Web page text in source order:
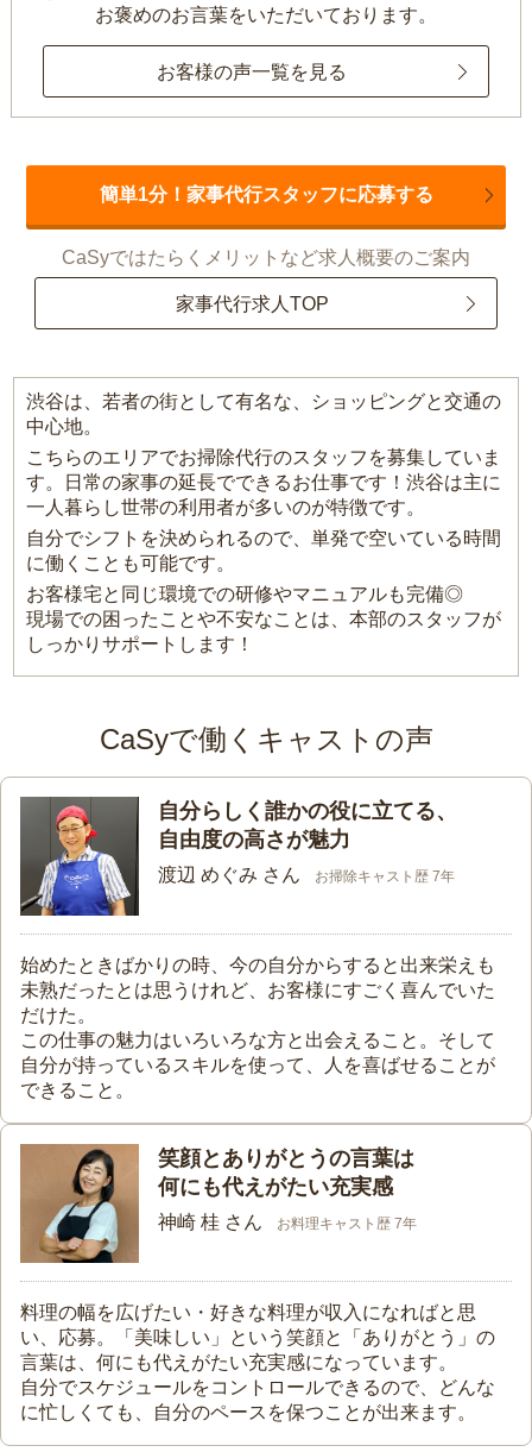
お褒めのお言葉をいただいております。
お客様の声一覧を見る
簡単1分！家事代行スタッフに応募する
CaSyではたらくメリットなど求人概要のご案内
家事代行求人TOP
渋谷は、若者の街として有名な、ショッピングと交通の
中心地。
こちらのエリアでお掃除代行のスタッフを募集していま
す。日常の家事の延長でできるお仕事です！渋谷は主に
一人暮らし世帯の利用者が多いのが特徴です。
自分でシフトを決められるので、単発で空いている時間
に働くことも可能です。
お客様宅と同じ環境での研修やマニュアルも完備◎
現場での困ったことや不安なことは、本部のスタッフが
しっかりサポートします！
CaSyで働くキャストの声
自分らしく誰かの役に立てる、
自由度の高さが魅力
渡辺 めぐみ さん お掃除キャスト歴 7年
始めたときばかりの時、今の自分からすると出来栄えも
未熟だったとは思うけれど、お客様にすごく喜んでいた
だけた。
この仕事の魅力はいろいろな方と出会えること。そして
自分が持っているスキルを使って、人を喜ばせることが
できること。
笑顔とありがとうの言葉は
何にも代えがたい充実感
神崎 桂 さん お料理キャスト歴 7年
料理の幅を広げたい・好きな料理が収入になればと思
い、応募。「美味しい」という笑顔と「ありがとう」の
言葉は、何にも代えがたい充実感になっています。
自分でスケジュールをコントロールできるので、どんな
に忙しくても、自分のペースを保つことが出来ます。